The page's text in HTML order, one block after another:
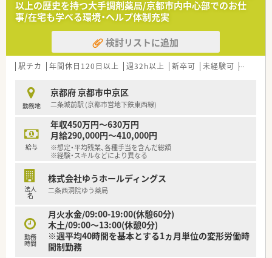
■1分単位で残業代が全額支給される仕組みが整っており、働い
た分だけしっかりと評価される透明性の高い労働環境が魅力で
す
■産休や育休からの復帰実績は93パーセントと非常に高く、時
短勤務制度も利用できるため子育て中の方も安心して働けます
■調剤業務や服薬指導、監査といった基本的な薬局業務に加え、
最新の過誤防止システムを用いた安全な調剤の実践をお願いし
ます
■電子薬歴システムの操作や、電話やLINEを活用した服薬フォ
ローアップ業務など、患者様に寄り添うきめ細かな対応を重視し
ます
■複数の医療機関からの処方箋を応需しているため、幅広い診療
能です
【職場環境と雰囲気】
通しが良くベテランから若手までお互いに相談しやすい職場環
境です
■薬剤師の平均年齢は37歳と経験豊富な社員が多く在籍してい
るため、実務上の悩みも共有しやすく周囲のフォロー体制も万全
以上の歴史を持つ大手調剤薬局/京都市内中心部でのお仕
事/在宅も学べる環境・ヘルプ体制充実
検討リストに追加
駅チカ 年間休日120日以上 週32h以上 新卒可 未経験可 ブラン
勤務地
京都府 京都市中京区
二条城前駅 (京都市営地下鉄東西線)
給与
年収450万円～630万円
月給290,000円～410,000円
※想定・平均残業、各種手当を含んだ総額
※経験・スキルなどにより異なる
法人
名
株式会社ゆうホールディングス
二条西洞院ゆう薬局
勤務
時間
月火水金/09:00-19:00(休憩60分)
木土/09:00～13:00(休憩0分)
※週平均40時間を基本とする1ヵ月単位の変形労働時
間制勤務